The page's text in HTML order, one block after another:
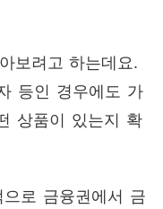
보려고 하는데요.
등인 경우에도 가
상품이 있는지 확
로 금융권에서 금